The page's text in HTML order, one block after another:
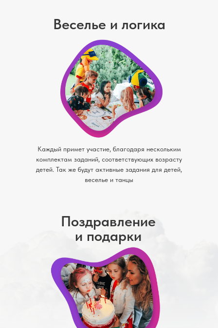
Поздравление
и подарки
Каждый примет участие, благодаря нескольким
комплектам заданий, соответствующих возрасту
детей. Так же будут активные задания для детей,
веселье и танцы
Веселье и логика